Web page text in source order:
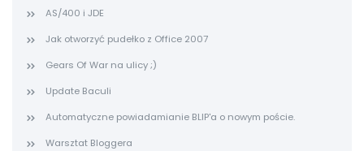
AS/400 i JDE
Jak otworzyć pudełko z Office 2007
Gears Of War na ulicy ;)
Update Baculi
Automatyczne powiadamianie BLIP'a o nowym poście.
Warsztat Bloggera